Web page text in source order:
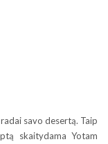
savo desertą. Taip
skaitydama Yotam